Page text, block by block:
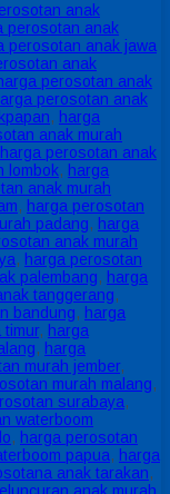
anak
perosotan anak
perosotan anak jawa
anak
perosotan anak
perosotan anak
, harga
anak murah
harga perosotan anak
lombok, harga
anak murah
, harga perosotan
padang, harga
anak murah
, harga perosotan
palembang, harga
tanggerang,
bandung, harga
timur, harga
, harga
murah jember,
murah malang,
surabaya,
waterboom
, harga perosotan
papua, harga
anak tarakan,